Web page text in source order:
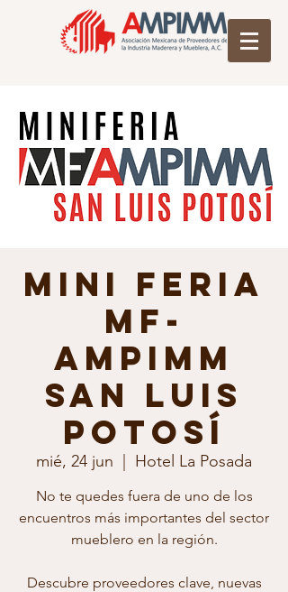
Mini Feria
MF-
AMPIMM
San Luis
Potosí
mié, 24 jun Hotel La Posada
No te quedes fuera de uno de los
encuentros más importantes del sector
mueblero en la región.
Descubre proveedores clave, nuevas